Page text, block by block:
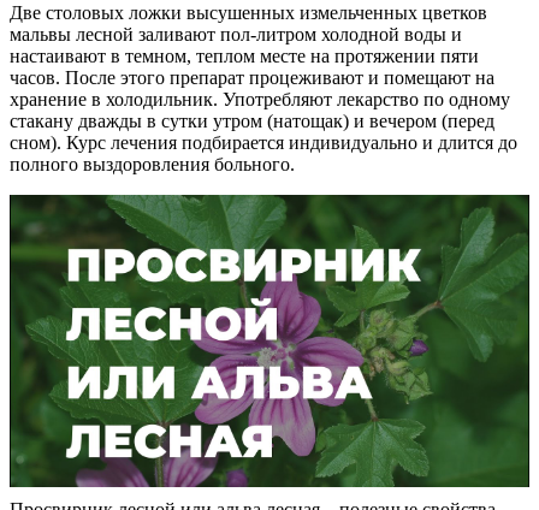
Две столовых ложки высушенных измельченных цветков
мальвы лесной заливают пол-литром холодной воды и
настаивают в темном, теплом месте на протяжении пяти
часов. После этого препарат процеживают и помещают на
хранение в холодильник. Употребляют лекарство по одному
стакану дважды в сутки утром (натощак) и вечером (перед
сном). Курс лечения подбирается индивидуально и длится до
полного выздоровления больного.